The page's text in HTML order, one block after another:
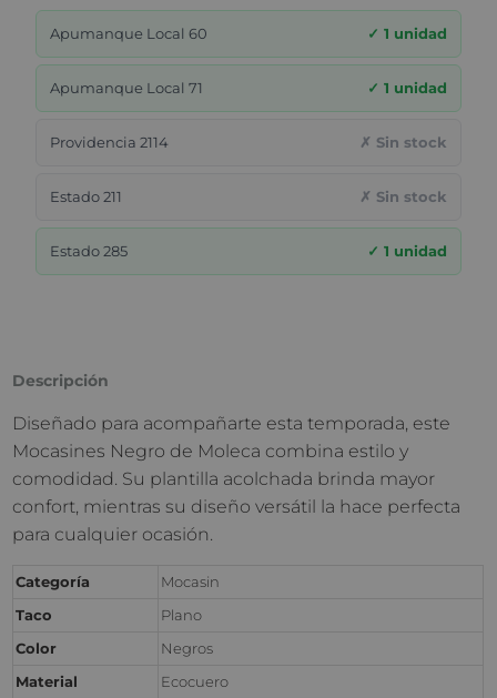
Apumanque Local 60 ✓ 1 unidad
Apumanque Local 71 ✓ 1 unidad
Providencia 2114 ✗ Sin stock
Estado 211 ✗ Sin stock
Estado 285 ✓ 1 unidad
Descripción
Diseñado para acompañarte esta temporada, este
Mocasines Negro de Moleca combina estilo y
comodidad. Su plantilla acolchada brinda mayor
confort, mientras su diseño versátil la hace perfecta
para cualquier ocasión.
Categoría
Mocasin
Taco
Plano
Color
Negros
Material
Ecocuero